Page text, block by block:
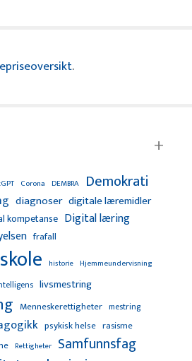
.
Corona DEMBRA Demokrati
diagnoser digitale læremidler
kompetanse Digital læring
frafall
historie Hjemmeundervisning
livsmestring
Menneskerettigheter mestring
psykisk helse rasisme
Rettigheter Samfunnsfag